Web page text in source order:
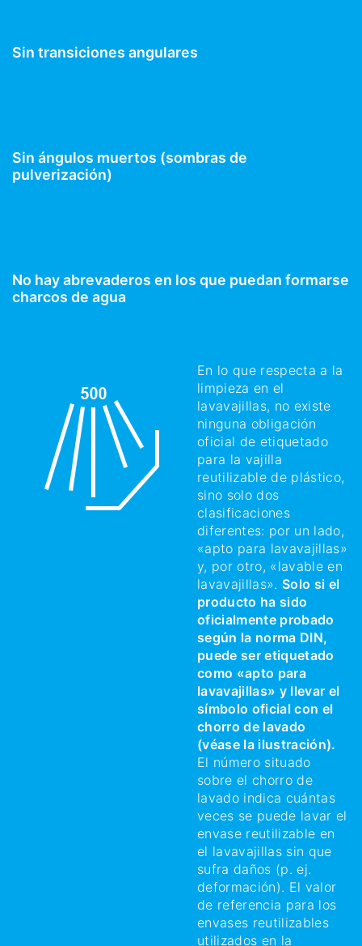
Sin transiciones angulares
Sin ángulos muertos (sombras de
pulverización)
No hay abrevaderos en los que puedan formarse
charcos de agua
En lo que respecta a la
limpieza en el
lavavajillas, no existe
ninguna obligación
oficial de etiquetado
para la vajilla
reutilizable de plástico,
sino solo dos
clasificaciones
diferentes: por un lado,
«apto para lavavajillas»
y, por otro, «lavable en
lavavajillas».Solo si el
producto ha sido
oficialmente probado
según la norma DIN,
puede ser etiquetado
como «apto para
lavavajillas» y llevar el
símbolo oficial con el
chorro de lavado
(véase la ilustración).
El número situado
sobre el chorro de
lavado indica cuántas
veces se puede lavar el
envase reutilizable en
el lavavajillas sin que
sufra daños (p. ej.
deformación). El valor
de referencia para los
envases reutilizables
utilizados en la